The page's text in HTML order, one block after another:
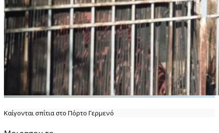
Καίγονται σπίτια στο Πόρτο Γερμενό